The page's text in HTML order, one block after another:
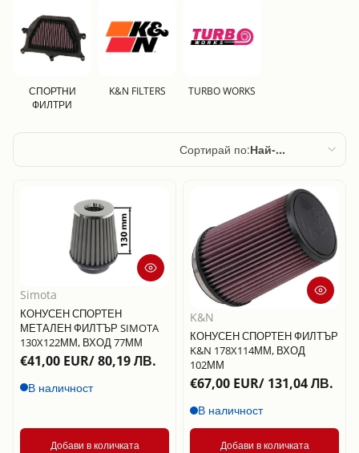
СПОРТНИ
ФИЛТРИ
K&N FILTERS TURBO WORKS
Сортирай по:Най-
Най-подходящи
Най-продавани
По азбучен ред,
A – Z
Z – A
Цена, от ниска
към висока
Цена, от висока
към ниска
Simota
КОНУСЕН СПОРТЕН
МЕТАЛЕН ФИЛТЪР SIMOTA
130X122ММ, ВХОД 77ММ
€41,00 EUR/ 80,19 ЛВ.
В наличност
Добави в количката
K&N
КОНУСЕН СПОРТЕН ФИЛТЪР
K&N 178X114ММ, ВХОД
102ММ
€67,00 EUR/ 131,04 ЛВ.
В наличност
Добави в количката